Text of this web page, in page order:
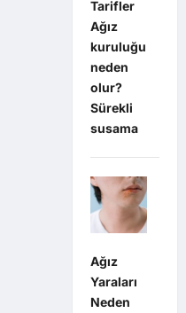
Tarifler
Ağız
kuruluğu
neden
olur?
Sürekli
susama
Ağız
Yaraları
Neden